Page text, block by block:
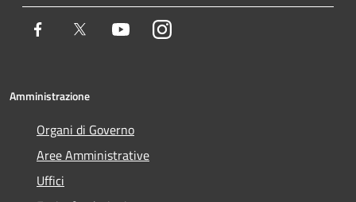
Facebook Twitter YoutubeInstagram
Amministrazione
Organi di Governo
Aree Amministrative
Uffici